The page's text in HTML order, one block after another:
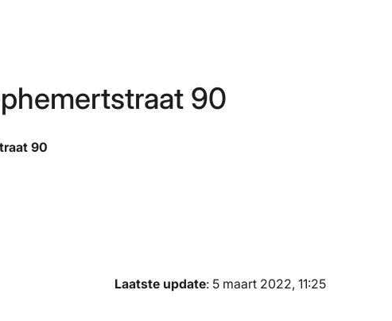
90
90
Laatste update: 5 maart 2022, 11:25